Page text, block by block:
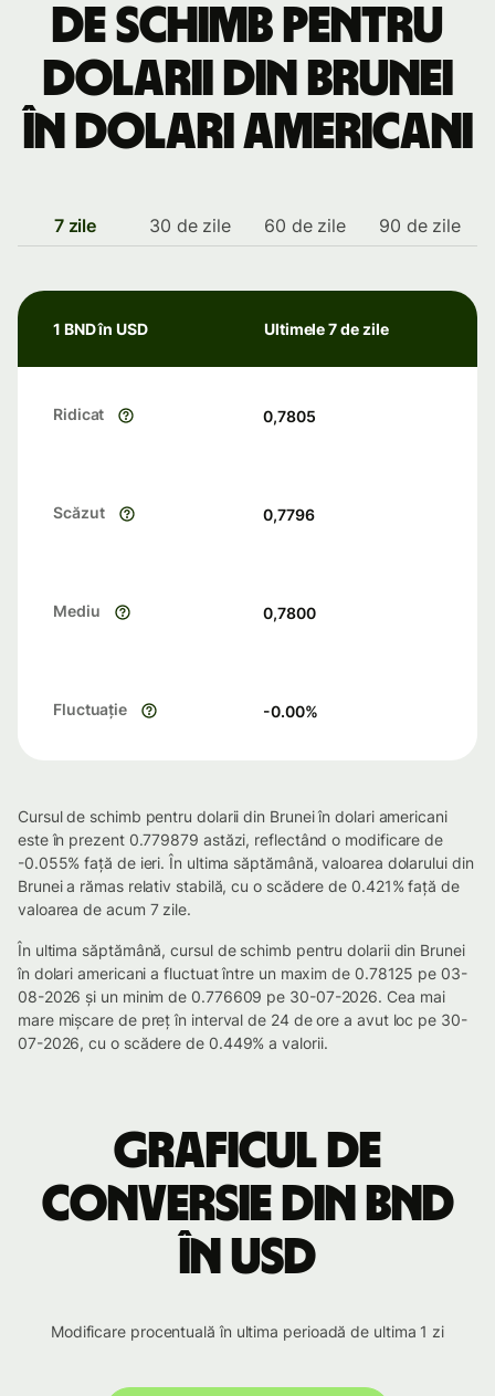
de schimb pentru
dolarii din Brunei
în dolari americani
7 zile 30 de zile 60 de zile 90 de zile
1 BND în USD Ultimele 7 de zile
Ridicat 0,7805
Scăzut 0,7796
Mediu 0,7800
Fluctuație -0.00%
Cursul de schimb pentru dolarii din Brunei în dolari americani
este în prezent 0.779879 astăzi, reflectând o modificare de
-0.055% față de ieri. În ultima săptămână, valoarea dolarului din
Brunei a rămas relativ stabilă, cu o scădere de 0.421% față de
valoarea de acum 7 zile.
În ultima săptămână, cursul de schimb pentru dolarii din Brunei
în dolari americani a fluctuat între un maxim de 0.78125 pe 03-
08-2026 și un minim de 0.776609 pe 30-07-2026. Cea mai
mare mișcare de preț în interval de 24 de ore a avut loc pe 30-
07-2026, cu o scădere de 0.449% a valorii.
Graficul de
conversie din BND
în USD
Modificare procentuală în ultima perioadă de ultima 1 zi